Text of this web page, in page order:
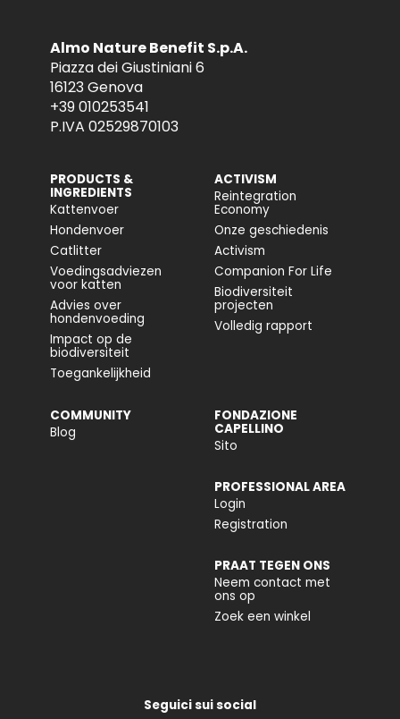
Almo Nature Benefit S.p.A.
Piazza dei Giustiniani 6
16123 Genova
+39 010253541
P.IVA 02529870103
PRODUCTS &
INGREDIENTS
Kattenvoer
Hondenvoer
Catlitter
Voedingsadviezen
voor katten
Advies over
hondenvoeding
Impact op de
biodiversiteit
Toegankelijkheid
ACTIVISM
Reintegration
Economy
Onze geschiedenis
Activism
Companion For Life
Biodiversiteit
projecten
Volledig rapport
COMMUNITY
Blog
FONDAZIONE
CAPELLINO
Sito
PROFESSIONAL AREA
Login
Registration
PRAAT TEGEN ONS
Neem contact met
ons op
Zoek een winkel
Seguici sui social